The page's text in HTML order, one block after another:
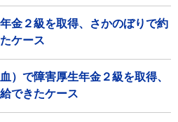
金２級を取得、さかのぼりで約
ケース
）で障害厚生年金２級を取得、
できたケース